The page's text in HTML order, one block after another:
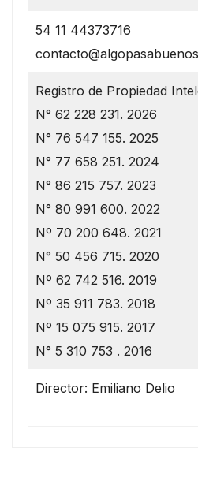
54 11 44373716
Registro de Propiedad
N° 62 228 231. 2026
N° 76 547 155. 2025
N° 77 658 251. 2024
N° 86 215 757. 2023
N° 80 991 600. 2022
Nº 70 200 648. 2021
N° 50 456 715. 2020
Nº 62 742 516. 2019
Nº 35 911 783. 2018
Nº 15 075 915. 2017
N° 5 310 753 . 2016
Director: Emiliano Delio